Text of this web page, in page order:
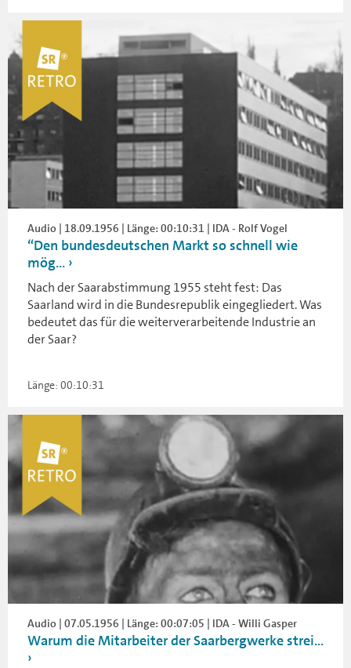
Audio | 18.09.1956 | Länge: 00:10:31 | IDA - Rolf Vogel
“Den bundesdeutschen Markt so schnell wie
mög...
Nach der Saarabstimmung 1955 steht fest: Das
Saarland wird in die Bundesrepublik eingegliedert. Was
bedeutet das für die weiterverarbeitende Industrie an
der Saar?
Länge: 00:10:31
Audio | 07.05.1956 | Länge: 00:07:05 | IDA - Willi Gasper
Warum die Mitarbeiter der Saarbergwerke strei...